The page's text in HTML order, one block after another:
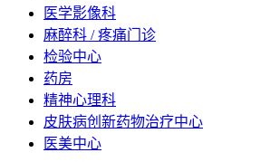
医学影像科
麻醉科 / 疼痛门诊
检验中心
药房
精神心理科
皮肤病创新药物治疗中心
医美中心